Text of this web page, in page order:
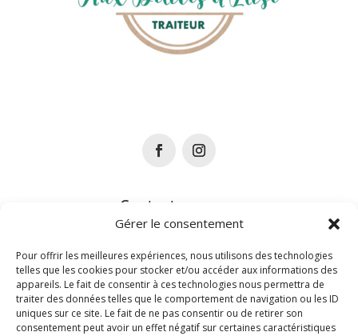
Gérer le consentement
Pour offrir les meilleures expériences, nous utilisons des technologies
telles que les cookies pour stocker et/ou accéder aux informations des
appareils. Le fait de consentir à ces technologies nous permettra de
traiter des données telles que le comportement de navigation ou les ID
uniques sur ce site. Le fait de ne pas consentir ou de retirer son
consentement peut avoir un effet négatif sur certaines caractéristiques
Contactez-nous :
Téléphone :
06 75 08 65 30